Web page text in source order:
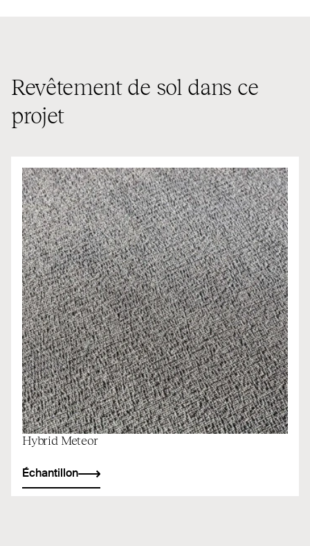
Revêtement de sol dans ce
projet
Hybrid Meteor
Échantillon